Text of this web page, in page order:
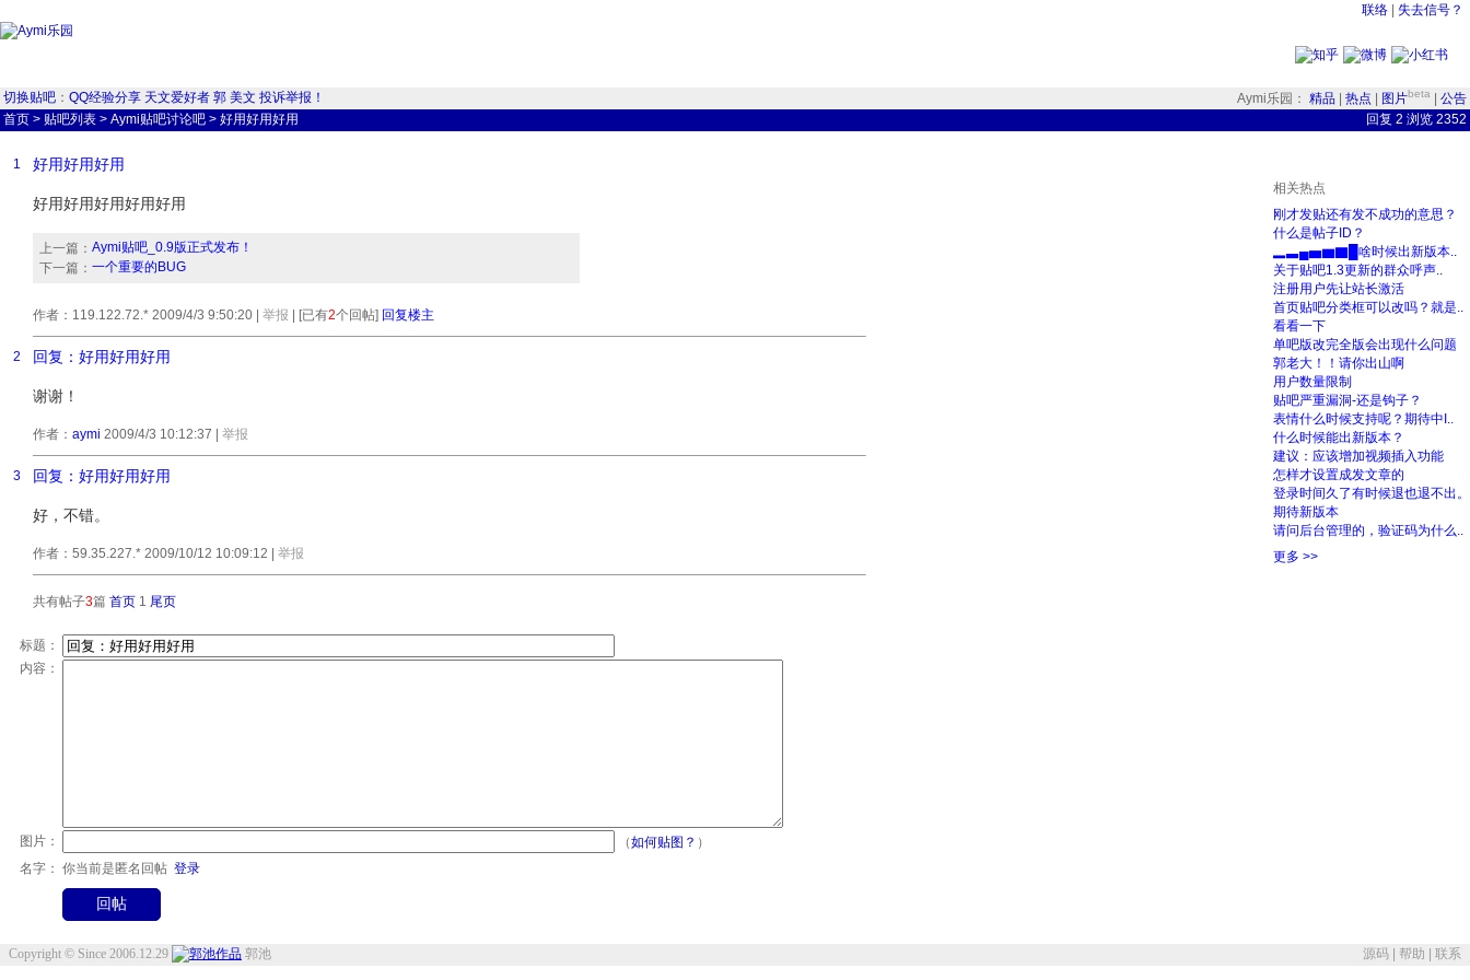
联络 失去信号？
切换贴吧 ： QQ经验分享 天文爱好者 郭 美文 投诉举报！ Aymi乐园： 精品 热点 图片beta
公告
首页 > 贴吧列表 > Aymi贴吧讨论吧 > 好用好用好用 回复 2 浏览 2352
1 好用好用好用
好用好用好用好用好用
上一篇： Aymi贴吧_0.9版正式发布！
下一篇： 一个重要的BUG
作者：119.122.72.* 2009/4/3 9:50:20 举报 | [已有2个回帖] 回复楼主
2 回复：好用好用好用
谢谢！
作者： aymi 2009/4/3 10:12:37 举报
3 回复：好用好用好用
好，不错。
作者：59.35.227.* 2009/10/12 10:09:12 举报
共有帖子3篇 首页 1 尾页
标题：
内容：
图片： （如何贴图？ ）
名字： 你当前是匿名回帖 登录
Copyright © Since 2006.12.29 郭池 源码 帮助 联系